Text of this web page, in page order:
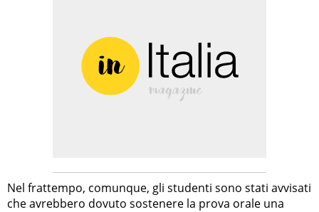
Nel frattempo, comunque, gli studenti sono stati avvisati
che avrebbero dovuto sostenere la prova orale una